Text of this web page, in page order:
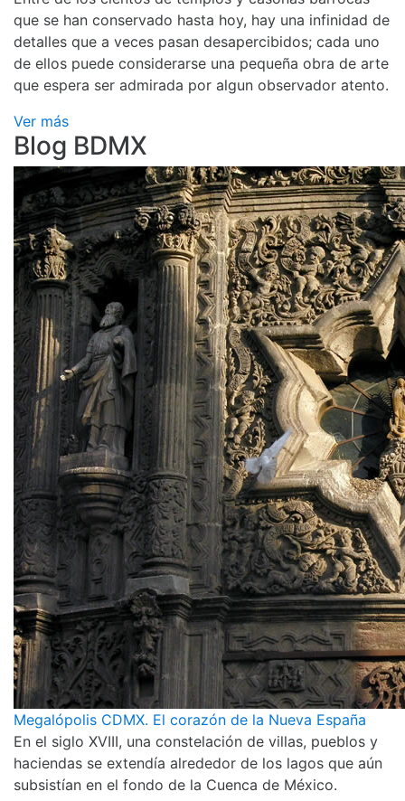
que se han conservado hasta hoy, hay una infinidad de
detalles que a veces pasan desapercibidos; cada uno
de ellos puede considerarse una pequeña obra de arte
que espera ser admirada por algun observador atento.
Ver más
Blog BDMX
Megalópolis CDMX. El corazón de la Nueva España
En el siglo XVIII, una constelación de villas, pueblos y
haciendas se extendía alrededor de los lagos que aún
subsistían en el fondo de la Cuenca de México.